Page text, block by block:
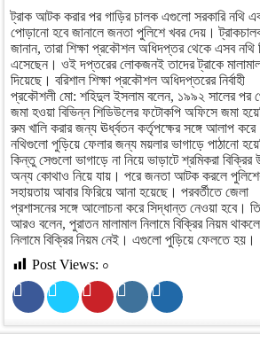
ট্রাক আটক করার পর গাড়ির চালক এগুলো সরকারি নথি
পোড়ানো হবে জানালে জনতা পুলিশে খবর দেয়।
জানান, তারা শিক্ষা প্রকৌশল অধিদপ্তর থেকে এসব নথি
এসেছেন। ওই দপ্তরের লোকজনই তাদের ট্রাকে
দিয়েছে। বরিশাল শিক্ষা প্রকৌশল অধিদপ্তরের নির্বাহী
প্রকৌশলী মো: শহিদুল ইসলাম বলেন, ১৯৯২ সালের পর
জমা হওয়া বিভিন্ন শিডিউলের ফটোকপি অফিসে জমা
রুম খালি করার জন্য ঊর্ধ্বতন কর্তৃপক্ষের সঙ্গে আলাপ করে
নথিগুলো পুড়িয়ে ফেলার জন্য ময়লার ভাগাড়ে পাঠানো
কিন্তু সেগুলো ভাগাড়ে না নিয়ে ভাড়াটে শ্রমিকরা বিক্রির
অন্য কোথাও নিয়ে যায়। পরে জনতা আটক করলে
সহায়তায় আবার ফিরিয়ে আনা হয়েছে। পরবর্তীতে জেলা
প্রশাসনের সঙ্গে আলোচনা করে সিদ্ধান্ত নেওয়া হবে।
আরও বলেন, পুরাতন মালামাল নিলামে বিক্রির নিয়ম
নিলামে বিক্রির নিয়ম নেই। এগুলো পুড়িয়ে ফেলতে হয়।
Post Views: ০